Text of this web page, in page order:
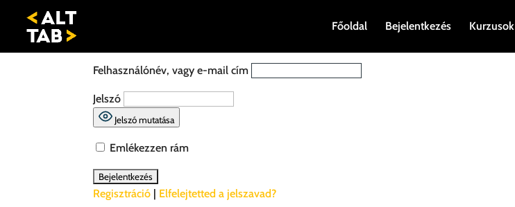
Főoldal Bejelentkezés Kurzusok
Felhasználónév, vagy e-mail cím
Jelszó
Jelszó mutatása
Emlékezzen rám
Regisztráció Elfelejtetted a jelszavad?